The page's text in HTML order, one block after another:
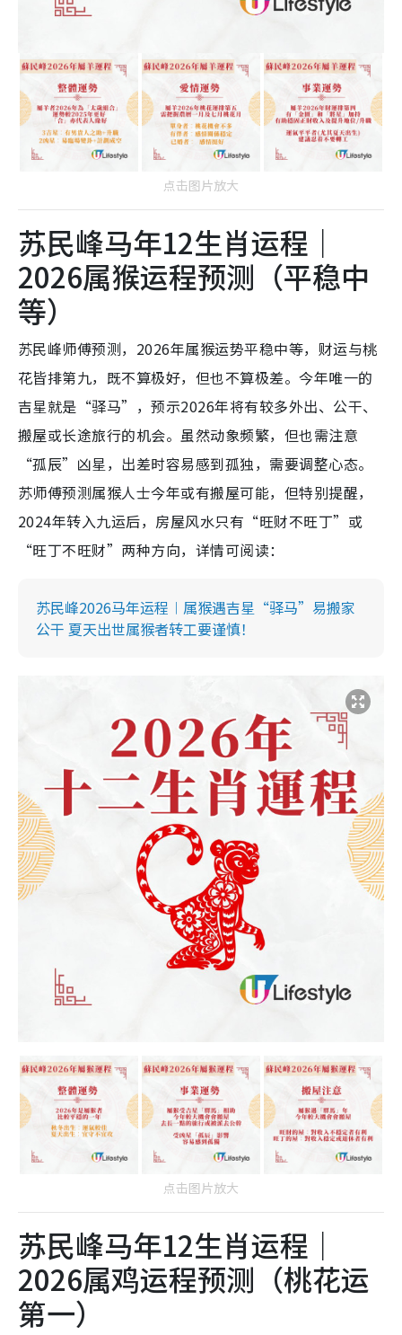
点击图片放大
苏民峰马年12生肖运程｜
2026属猴运程预测（平稳中
等）
苏民峰师傅预测，2026年属猴运势平稳中等，财运与桃
花皆排第九，既不算极好，但也不算极差。今年唯一的
吉星就是“驿马”，预示2026年将有较多外出、公干、
搬屋或长途旅行的机会。虽然动象频繁，但也需注意
“孤辰”凶星，出差时容易感到孤独，需要调整心态。
苏师傅预测属猴人士今年或有搬屋可能，但特别提醒，
2024年转入九运后，房屋风水只有“旺财不旺丁”或
“旺丁不旺财”两种方向，详情可阅读：
苏民峰2026马年运程︱属猴遇吉星“驿马”易搬家
公干 夏天出世属猴者转工要谨慎！
点击图片放大
苏民峰马年12生肖运程｜
2026属鸡运程预测（桃花运
第一）